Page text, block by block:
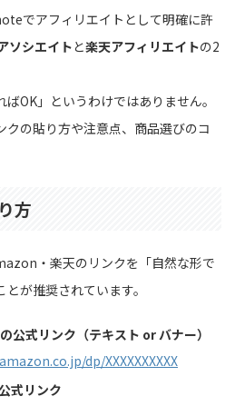
でアフィリエイトとして明確に許
ソシエイトと楽天アフィリエイトの2
OK」というわけではありません。
クの貼り方や注意点、商品選びのコ
方
・楽天のリンクを「自然な形で
が推奨されています。
式リンク（テキスト or バナー）
dp/XXXXXXXXXX
式リンク